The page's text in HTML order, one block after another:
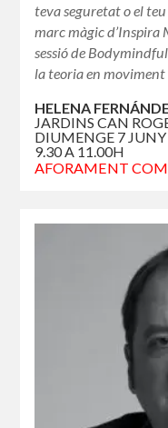
teva seguretat o el
marc màgic
sessió de
la teoria en moviment
HELENA
JARDINS CAN
DIUMENGE 7
9.30 A 11.00H
AFORAMENT